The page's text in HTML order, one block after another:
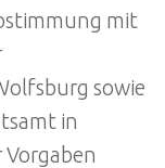
mit
sowie
in